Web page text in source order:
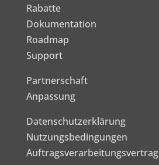
Rabatte
Dokumentation
Roadmap
Support
Partnerschaft
Anpassung
Datenschutzerklärung
Nutzungsbedingungen
Auftragsverarbeitungsvertrag